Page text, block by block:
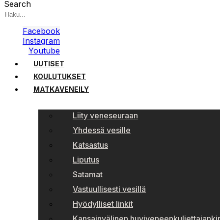
Search
Facebook
Instagram
Youtube
UUTISET
KOULUTUKSET
MATKAVENEILY
Liity veneseuraan
Yhdessä vesille
Katsastus
Liputus
Satamat
Vastuullisesti vesillä
Hyödylliset linkit